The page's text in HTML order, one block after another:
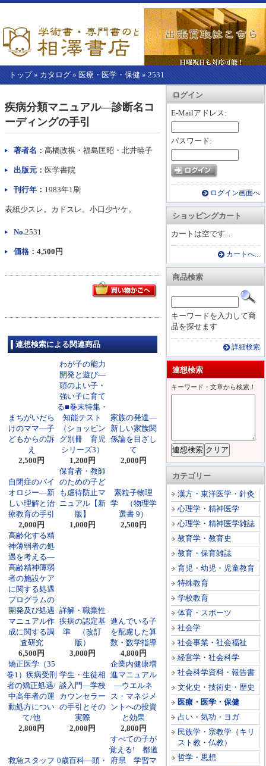
トップ» カタログ » 医療・医学・保健 » 2531
カートを見る
ログイン
E-Mailアドレス:
パスワード:
ログイン画面へ
ショッピングカート
カートは空です...
カートへ...
商品検索
キーワードを入力して商
品を探せます
詳細検索
連想検索
キーワード・文章から検索！
カテゴリー
漢方・東洋医学・針灸
心理学・精神医学
心理学・精神医学雑誌
教育学・教育史
教育・保育雑誌
育児・幼児・児童教育
特殊教育
学校教育
体育・スポーツ
社会学
社会事業・社会福祉
経営学・社会科学
社会科学資料・報告書
文化史・技術史・歴史
医療・医学・保健
占い・気功・ヨガ
民族学・宗教学（キリ
スト教・仏教）
哲学・思想
こ
か
ら
本
文】
疾病分類マニュアル―診断名コ
ーディングの手引
著者名： 高橋政祺・福島匡昭・北井暁子
出版元： 医学書院
刊行年： 1983年1刷
表紙少スレ。カドスレ。小口少ヤケ。
No.2531
価格： 4,500円
連想検索による関連商品
まちがいだら
けのママ―子
どもからの訴
え
2,500円
わが子の能力
開発と遊び―
頭のよい子・
強い子に育て
る■巻末特集・
知能テスト
（ショッピン
グ別冊 育児
シリーズ3）
1,200円
家族の発達―
新しい家族関
係論を目ざし
て
2,000円
自閉症のバイ
オロジー―新
しい理解と治
療教育の手引
2,000円
保育者・教師
のための子ど
も虐待防止マ
ニュアル【新
版】
1,000円
素粒子物理
学 （物理学
選書 9）
2,500円
高齢化する精
神薄弱者の処
遇を考える―
高齢精神薄弱
者の施設ケア
に関する処遇
プログラムの
開発及び処遇
マニュアル作
成に関する調
査研究
6,500円
詳解・職業性
疾病の認定基
準 （改訂
版）
3,000円
進んでいる子
を配慮した算
数・数学指導
4,800円
矯正医学（35
巻1）疾病受刑
者の矯正処遇/
中高年者の運
動処方につい
て/他
2,800円
学生・生徒相
談入門―学校
カウンセラー
の手引とその
実際
2,000円
企業内健康増
進マニュアル
―ウエルネ
ス・マネジメ
ントへの投資
と効果
2,800円
救急スタッフ 0歳百科―頭・
すべての子が
覚える! 都道
府県 学習マ